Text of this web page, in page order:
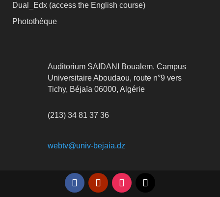
Dual_Edx (access the English course)
Photothèque
Auditorium SAIDANI Boualem, Campus
Universitaire Aboudaou, route n°9 vers
Tichy, Béjaïa 06000, Algérie
(213) 34 81 37 36
webtv@univ-bejaia.dz